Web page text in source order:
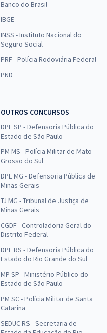
Banco do Brasil
IBGE
INSS - Instituto Nacional do
Seguro Social
PRF - Polícia Rodoviária Federal
PND
OUTROS CONCURSOS
DPE SP - Defensoria Pública do
Estado de São Paulo
PM MS - Polícia Militar de Mato
Grosso do Sul
DPE MG - Defensoria Pública de
Minas Gerais
TJ MG - Tribunal de Justiça de
Minas Gerais
CGDF - Controladoria Geral do
Distrito Federal
DPE RS - Defensoria Pública do
Estado do Rio Grande do Sul
MP SP - Ministério Público do
Estado de São Paulo
PM SC - Polícia Militar de Santa
Catarina
SEDUC RS - Secretaria de